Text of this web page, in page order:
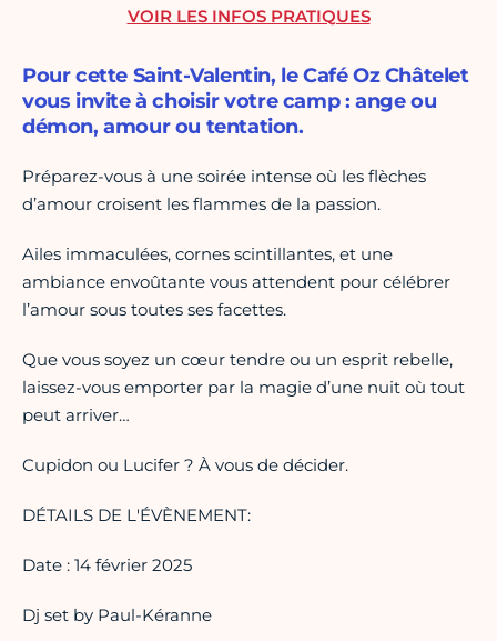
Pour cette Saint-Valentin, le Café Oz Châtelet
vous invite à choisir votre camp : ange ou
démon, amour ou tentation.
Préparez-vous à une soirée intense où les flèches
d’amour croisent les flammes de la passion.
Ailes immaculées, cornes scintillantes, et une
ambiance envoûtante vous attendent pour célébrer
l’amour sous toutes ses facettes.
Que vous soyez un cœur tendre ou un esprit rebelle,
laissez-vous emporter par la magie d’une nuit où tout
peut arriver…
Cupidon ou Lucifer ? À vous de décider.
DÉTAILS DE L'ÉVÈNEMENT:
Date : 14 février 2025
Dj set by Paul-Kéranne
VOIR LES INFOS PRATIQUES